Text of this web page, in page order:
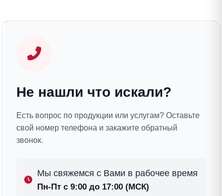
Не нашли что искали?
Есть вопрос по продукции или услугам? Оставьте
свой номер телефона и закажите обратный
звонок.
Мы свяжемся с Вами в рабочее время
Пн-Пт с 9:00 до 17:00 (МСК)